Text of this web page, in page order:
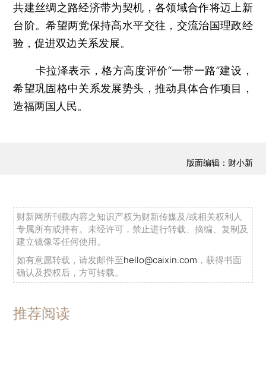
共建丝绸之路经济带为契机，各领域合作将迈上新
台阶。希望两党保持高水平交往，交流治国理政经
验，促进双边关系发展。
卡拉泽表示，格方高度评价“一带一路”建设，
希望巩固格中关系发展势头，推动具体合作项目，
造福两国人民。
版面编辑：财小新
财新网所刊载内容之知识产权为财新传媒及/或相关权利人
专属所有或持有。未经许可，禁止进行转载、摘编、复制及
建立镜像等任何使用。
如有意愿转载，请发邮件至hello@caixin.com ，获得书面
确认及授权后，方可转载。
推荐阅读